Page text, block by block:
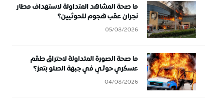
ما صحة المشاهد المتداولة لاستهداف مطار
نجران عقب هجوم للحوثيين؟
05/08/2026
ما صحة الصورة المتداولة لاحتراق طقم
عسكري حوثي في جبهة الصلو بتعز؟
04/08/2026